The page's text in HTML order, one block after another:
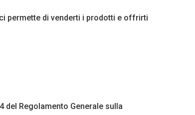
permette di venderti i prodotti e offrirti
Regolamento Generale sulla